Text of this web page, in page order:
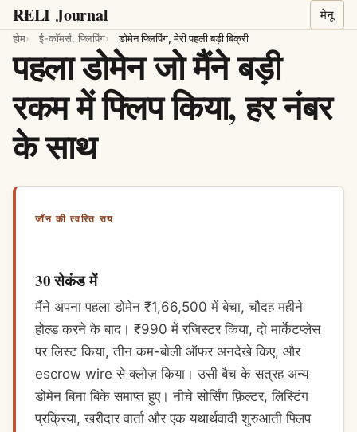
RELI Journal मेनू
होम ई-कॉमर्स, फ्लिपिंग डोमेन फ्लिपिंग, मेरी पहली बड़ी बिक्री
पहला डोमेन जो मैंने बड़ी
रकम में फ्लिप किया, हर नंबर
के साथ
जॉन की त्वरित राय
30 सेकंड में
मैंने अपना पहला डोमेन ₹1,66,500 में बेचा, चौदह महीने
होल्ड करने के बाद। ₹990 में रजिस्टर किया, दो मार्केटप्लेस
पर लिस्ट किया, तीन कम-बोली ऑफर अनदेखे किए, और
escrow wire से क्लोज़ किया। उसी बैच के सत्रह अन्य
डोमेन बिना बिके समाप्त हुए। नीचे सोर्सिंग फ़िल्टर, लिस्टिंग
प्रक्रिया, खरीदार वार्ता और एक यथार्थवादी शुरुआती फ्लिप